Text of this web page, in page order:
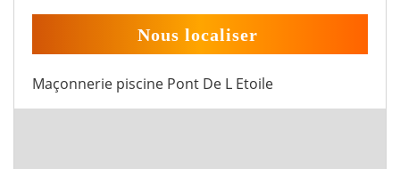
Nous localiser
Maçonnerie piscine Pont De L Etoile